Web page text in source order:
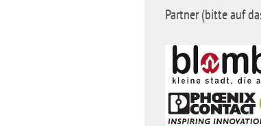
Partner (bitte auf